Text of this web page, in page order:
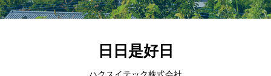
日日是好日